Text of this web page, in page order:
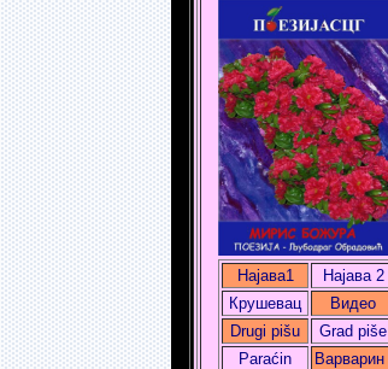
Најава1
Најава 2
Крушевац
Видео
Drugi pišu
Grad piše
Paraćin
Варварин